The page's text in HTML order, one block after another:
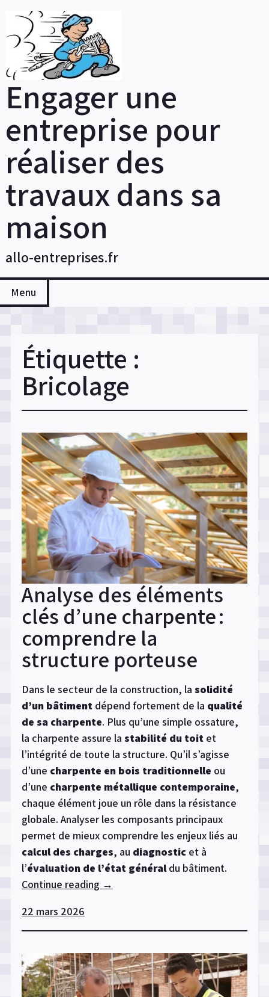
content
Engager une
entreprise pour
réaliser des
travaux dans sa
maison
allo-entreprises.fr
Menu
Étiquette :
Bricolage
Analyse des éléments
clés d’une charpente :
comprendre la
structure porteuse
Dans le secteur de la construction, la solidité
d’un bâtiment dépend fortement de la qualité
de sa charpente. Plus qu’une simple ossature,
la charpente assure la stabilité du toit et
l’intégrité de toute la structure. Qu’il s’agisse
d’une charpente en bois traditionnelle ou
d’une charpente métallique contemporaine,
chaque élément joue un rôle dans la résistance
globale. Analyser les composants principaux
permet de mieux comprendre les enjeux liés au
calcul des charges, au diagnostic et à
l’évaluation de l’état généraldu bâtiment.
Continue reading « Analyse
clés
charpente :
comprendre
→
22 mars 2026